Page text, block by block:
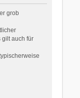
grob
auch für